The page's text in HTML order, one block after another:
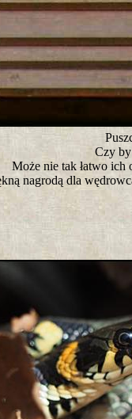
Czy by
Może nie tak łatwo ich
nagrodą dla